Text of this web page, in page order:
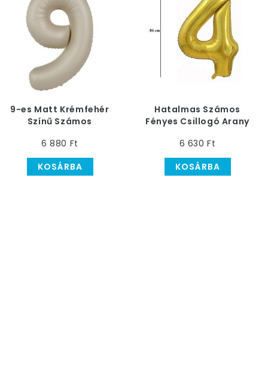
9-es Matt Krémfehér
Színű Számos
cm
6 880 Ft
KOSÁRBA
Hatalmas Számos
Fényes Csillogó Arany
cm
6 630 Ft
KOSÁRBA